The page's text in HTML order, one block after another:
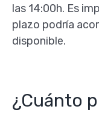
las 14:00h. Es
plazo podría
disponible.
¿Cuánto